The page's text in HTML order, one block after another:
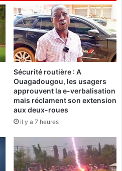
Sécurité routière : A
Ouagadougou, les usagers
approuvent la e-verbalisation
mais réclament son extension
aux deux-roues
il y a 7 heures